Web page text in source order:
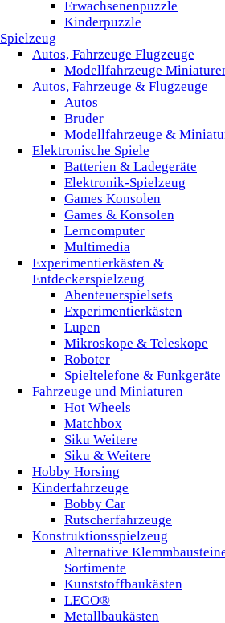
Erwachsenenpuzzle
Kinderpuzzle
Spielzeug
Autos, Fahrzeuge Flugzeuge
Modellfahrzeuge
Autos, Fahrzeuge & Flugzeuge
Autos
Bruder
Modellfahrzeuge &
Elektronische Spiele
Batterien & Ladegeräte
Elektronik-Spielzeug
Games Konsolen
Games & Konsolen
Lerncomputer
Multimedia
Experimentierkästen &
Entdeckerspielzeug
Abenteuerspielsets
Experimentierkästen
Lupen
Mikroskope & Teleskope
Roboter
Spieltelefone & Funkgeräte
Fahrzeuge und Miniaturen
Hot Wheels
Matchbox
Siku Weitere
Siku & Weitere
Hobby Horsing
Kinderfahrzeuge
Bobby Car
Rutscherfahrzeuge
Konstruktionsspielzeug
Alternative
Sortimente
Kunststoffbaukästen
LEGO®
Metallbaukästen